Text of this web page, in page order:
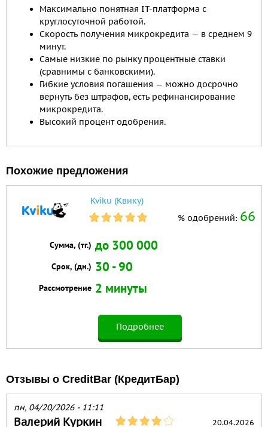
Максимально понятная IT-платформа с
круглосуточной работой.
Скорость получения микрокредита — в среднем 9
минут.
Самые низкие по рынку процентные ставки
(сравнимы с банковскими).
Гибкие условия погашения — можно досрочно
вернуть без штрафов, есть рефинансирование
микрокредита.
Высокий процент одобрения.
Похожие предложения
Kviku (Квику)
% одобрений: 66
Сумма, (тг.) до 300 000
Срок, (дн.) 30 - 90
Рассмотрение 2 минуты
Подробнее
Отзывы о CreditBar (КредитБар)
пн, 04/20/2026 - 11:11
Валерий Куркин 20.04.2026